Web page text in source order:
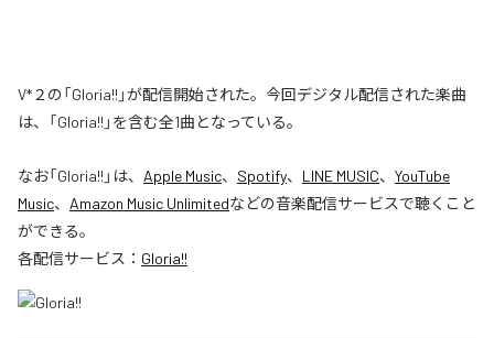
V*２の「Gloria!!」が配信開始された。今回デジタル配信された楽曲
は、「Gloria!!」を含む全1曲となっている。
なお「Gloria!! 」は、 Apple Music、 Spotify、 LINE MUSIC、 YouTube
Music、 Amazon Music Unlimitedなどの音楽配信サービスで聴くこと
ができる。
各配信サービス： Gloria!!